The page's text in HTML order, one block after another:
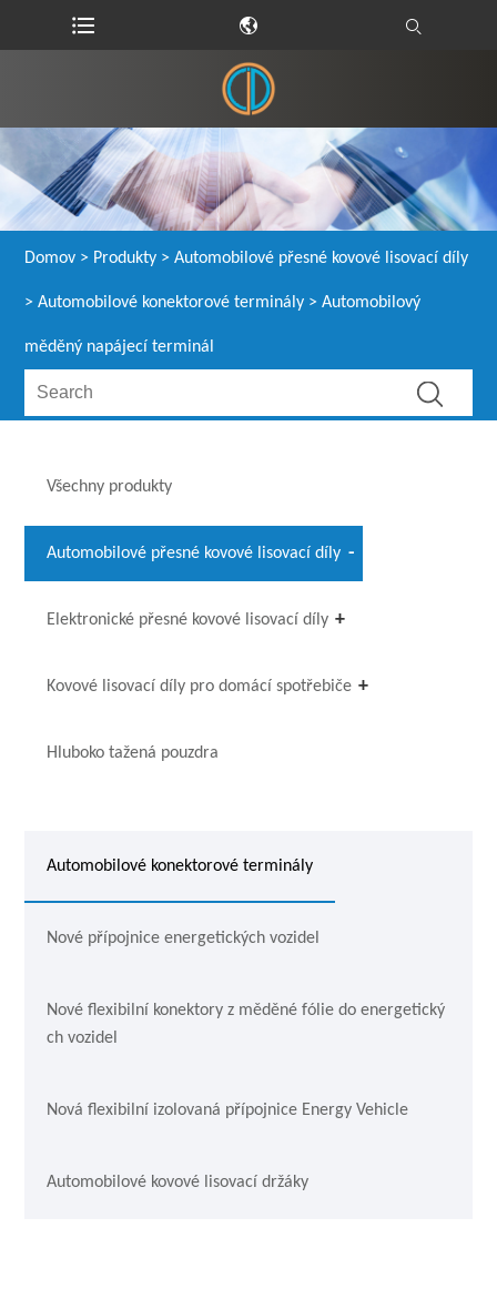
Domov > Produkty >Automobilové přesné kovové lisovací díly
>Automobilové konektorové terminály > Automobilový
měděný napájecí terminál
Všechny produkty
Automobilové přesné kovové lisovací díly
Elektronické přesné kovové lisovací díly
Kovové lisovací díly pro domácí spotřebiče
Hluboko tažená pouzdra
Automobilové konektorové terminály
Nové přípojnice energetických vozidel
Nové flexibilní konektory z měděné fólie do energetický
ch vozidel
Nová flexibilní izolovaná přípojnice Energy Vehicle
Automobilové kovové lisovací držáky